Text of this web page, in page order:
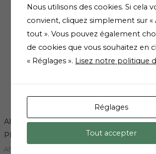
Promo !
AHAVA CREME MINERALE
PIED 100ML
Ahava
Le
prix
était :
19,00 €.
Le
prix
actuel
est :
13,30 €.
Promo
AHAVA
400G
Le
prix
Nous utilisons des cookies. Si cela
convient, cliquez simplement sur «
tout ». Vous pouvez également
de cookies que vous souhaitez en
« Réglages ». Lisez notre politique
Réglages
Tout accepter